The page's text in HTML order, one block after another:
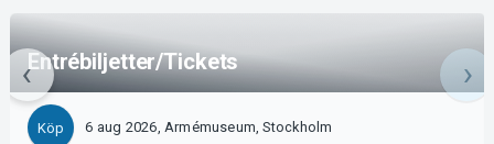
Entrébiljetter/Tickets
Köp 6 aug 2026, Armémuseum, Stockholm